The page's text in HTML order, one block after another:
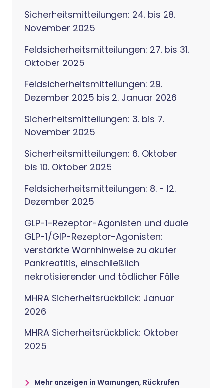
Sicherheitsmitteilungen: 24. bis 28.
November 2025
Feldsicherheitsmitteilungen: 27. bis 31.
Oktober 2025
Feldsicherheitsmitteilungen: 29.
Dezember 2025 bis 2. Januar 2026
Sicherheitsmitteilungen: 3. bis 7.
November 2025
Sicherheitsmitteilungen: 6. Oktober
bis 10. Oktober 2025
Feldsicherheitsmitteilungen: 8. - 12.
Dezember 2025
GLP-1-Rezeptor-Agonisten und duale
GLP-1/GIP-Rezeptor-Agonisten:
verstärkte Warnhinweise zu akuter
Pankreatitis, einschließlich
nekrotisierender und tödlicher Fälle
MHRA Sicherheitsrückblick: Januar
2026
MHRA Sicherheitsrückblick: Oktober
2025
Mehr anzeigen in Warnungen, Rückrufen